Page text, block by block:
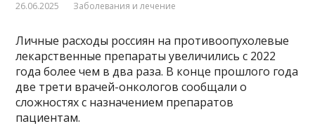
26.06.2025 Заболевания и лечение
Личные расходы россиян на противоопухолевые
лекарственные препараты увеличились с 2022
года более чем в два раза. В конце прошлого года
две трети врачей-онкологов сообщали о
сложностях с назначением препаратов
пациентам.